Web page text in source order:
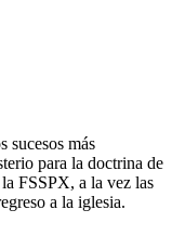
sucesos más
para la doctrina de
FSSPX, a la vez las
a la iglesia.